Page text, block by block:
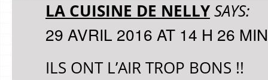
LA CUISINE DE NELLYSAYS:
29 AVRIL 2016 AT 14 H 26 MIN
ILS ONT L’AIR TROP BONS !!